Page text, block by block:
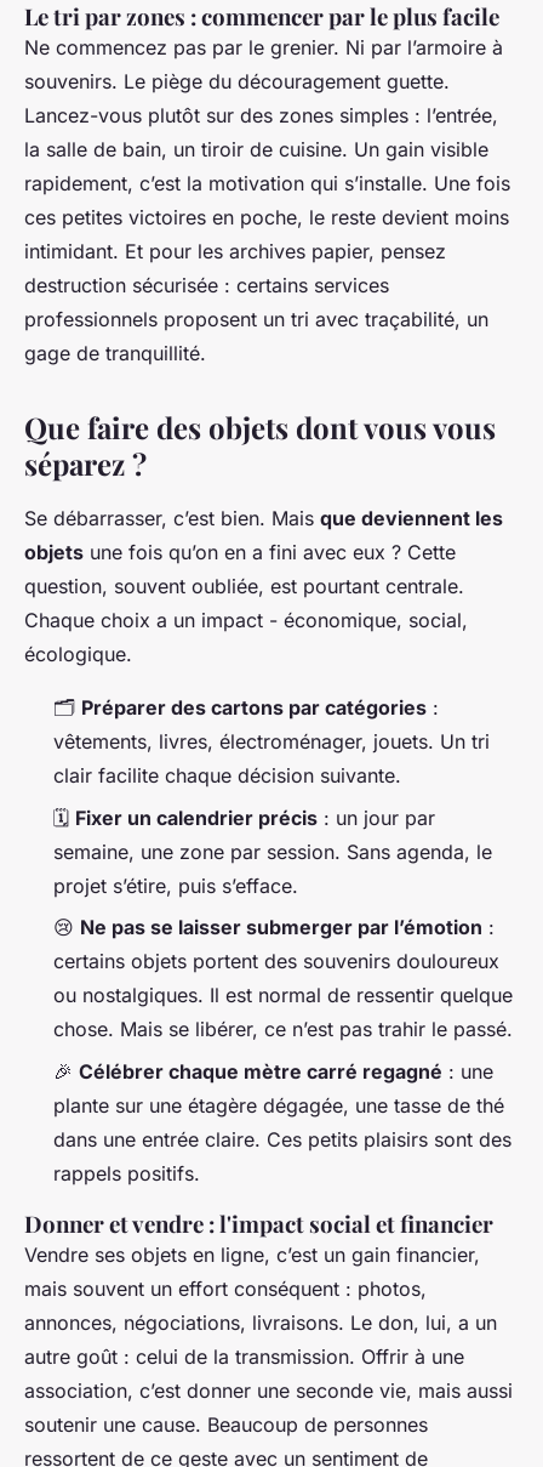
Le tri par zones : commencer par le plus facile
Ne commencez pas par le grenier. Ni par l’armoire à
souvenirs. Le piège du découragement guette.
Lancez-vous plutôt sur des zones simples : l’entrée,
la salle de bain, un tiroir de cuisine. Un gain visible
rapidement, c’est la motivation qui s’installe. Une fois
ces petites victoires en poche, le reste devient moins
intimidant. Et pour les archives papier, pensez
destruction sécurisée : certains services
professionnels proposent un tri avec traçabilité, un
gage de tranquillité.
Que faire des objets dont vous vous
séparez ?
Se débarrasser, c’est bien. Mais que deviennent les
objets une fois qu’on en a fini avec eux ? Cette
question, souvent oubliée, est pourtant centrale.
Chaque choix a un impact - économique, social,
écologique.
🗂️ Préparer des cartons par catégories :
vêtements, livres, électroménager, jouets. Un tri
clair facilite chaque décision suivante.
🗓️ Fixer un calendrier précis : un jour par
semaine, une zone par session. Sans agenda, le
projet s’étire, puis s’efface.
😢 Ne pas se laisser submerger par l’émotion :
certains objets portent des souvenirs douloureux
ou nostalgiques. Il est normal de ressentir quelque
chose. Mais se libérer, ce n’est pas trahir le passé.
🎉 Célébrer chaque mètre carré regagné : une
plante sur une étagère dégagée, une tasse de thé
dans une entrée claire. Ces petits plaisirs sont des
rappels positifs.
Donner et vendre : l'impact social et financier
Vendre ses objets en ligne, c’est un gain financier,
mais souvent un effort conséquent : photos,
annonces, négociations, livraisons. Le don, lui, a un
autre goût : celui de la transmission. Offrir à une
association, c’est donner une seconde vie, mais aussi
soutenir une cause. Beaucoup de personnes
ressortent de ce geste avec un sentiment de